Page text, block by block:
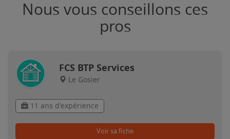
Nous vous conseillons ces
pros
FCS BTP Services
Le Gosier
11 ans d'expérience
Voir sa fiche